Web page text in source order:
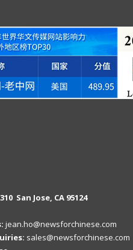
San Jose, CA 95124
jean.ho@newsforchinese.com
sales@newsforchinese.com